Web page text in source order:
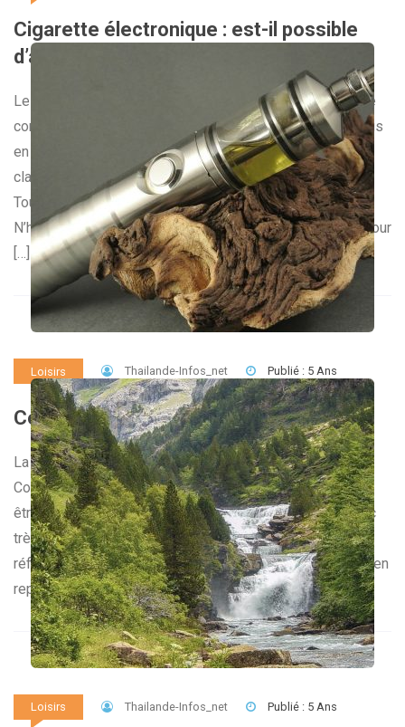
Cigarette électronique : est-il possible
d’avoir de la vapeur colorée ?
Les fabricants n’hésitent pas à redoubler d’efforts afin de
combler les attentes des consommateurs qui sont de plus
en plus exigeants. Vous trouverez donc des e-cigarettes
classiques, d’autres modèles sont un peu plus luxueux.
Toutefois, est-il possible d’avoir une vapeur colorée ?
N’hésitez pas à vous rendre sur un site dédié à la vape pour
[…]
Loisirs Thailande-Infos_net Publié : 5 Ans
Comment entretenir votre e-cigarette ?
La cigarette électronique est aujourd’hui très utilisée.
Constamment dans votre poche, ou votre main, elle peut
être à la merci des poussières et des saletés. Il est donc
très important de l’entretenir très régulièrement. Le bon
réflexe reste de faire les choses dans les règles de l’art en
reprenant un à un les différents composants. […]
Loisirs Thailande-Infos_net Publié : 5 Ans